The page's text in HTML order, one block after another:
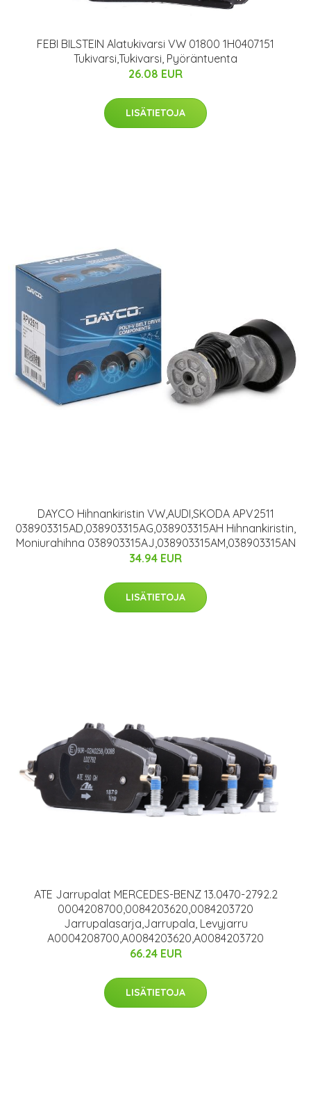
FEBI BILSTEIN Alatukivarsi VW 01800 1H0407151
Tukivarsi,Tukivarsi, Pyöräntuenta
26.08 EUR
LISÄTIETOJA
DAYCO Hihnankiristin VW,AUDI,SKODA APV2511
038903315AD,038903315AG,038903315AH Hihnankiristin,
Moniurahihna 038903315AJ,038903315AM,038903315AN
34.94 EUR
LISÄTIETOJA
ATE Jarrupalat MERCEDES-BENZ 13.0470-2792.2
0004208700,0084203620,0084203720
Jarrupalasarja,Jarrupala, Levyjarru
A0004208700,A0084203620,A0084203720
66.24 EUR
LISÄTIETOJA